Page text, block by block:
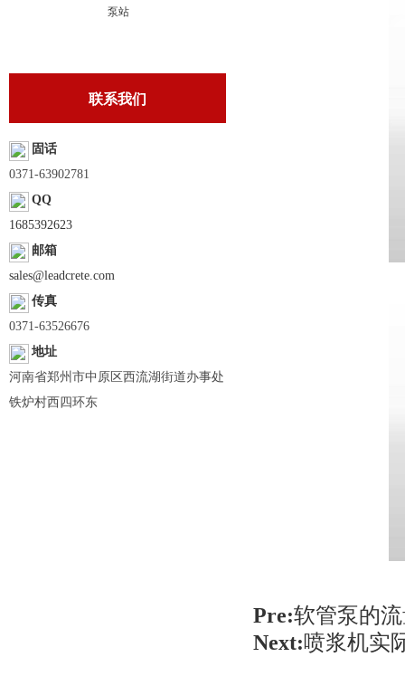
泵站
联系我们
固话
0371-63902781
QQ
1685392623
邮箱
sales@leadcrete.com
传真
0371-63526676
地址
河南省郑州市中原区西流湖街道办事处
铁炉村西四环东
Pre:软管泵的
Next:喷浆机实